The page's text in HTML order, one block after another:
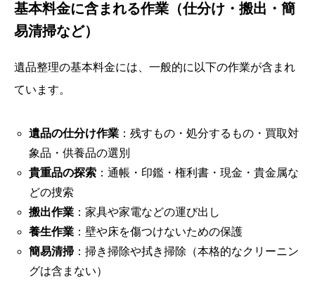
基本料金に含まれる作業（仕分け・搬出・簡
易清掃など）
遺品整理の基本料金には、一般的に以下の作業が含まれ
ています。
遺品の仕分け作業：残すもの・処分するもの・買取対
象品・供養品の選別
貴重品の探索：通帳・印鑑・権利書・現金・貴金属な
どの捜索
搬出作業：家具や家電などの運び出し
養生作業：壁や床を傷つけないための保護
簡易清掃：掃き掃除や拭き掃除（本格的なクリーニン
グは含まない）